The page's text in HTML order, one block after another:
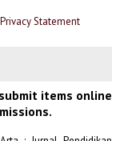
Privacy Statement
items online